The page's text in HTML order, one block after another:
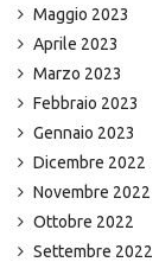
Maggio 2023
Aprile 2023
Marzo 2023
Febbraio 2023
Gennaio 2023
Dicembre 2022
Novembre 2022
Ottobre 2022
Settembre 2022